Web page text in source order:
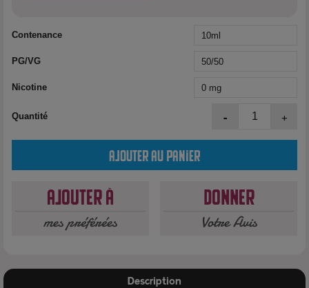
Contenance
PG/VG
Nicotine
Quantité - +
Ajouter au panier
Ajouter à
mes préférées
Donner
Votre Avis
Description